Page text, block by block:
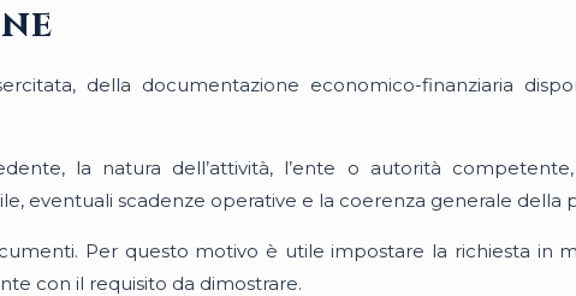
della documentazione economico-finanziaria
la natura dell’attività, l’ente o autorità
eventuali scadenze operative e la coerenza generale della
Per questo motivo è utile impostare la richiesta in
con il requisito da dimostrare.